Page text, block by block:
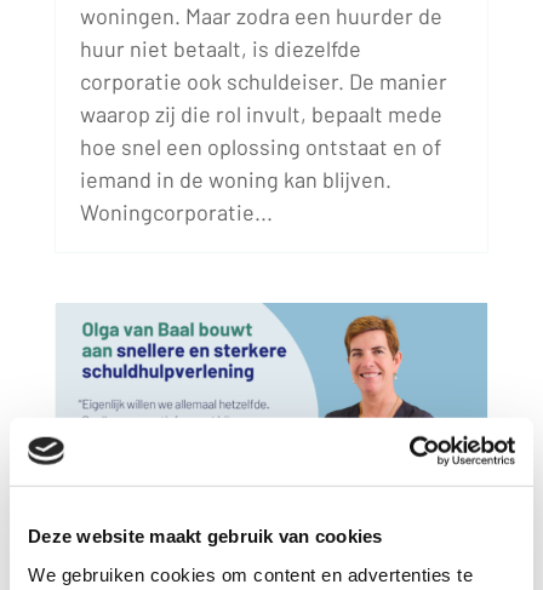
Deze website maakt gebruik van cookies
We gebruiken cookies om content en advertenties te
woningen. Maar zodra een huurder de
huur niet betaalt, is diezelfde
corporatie ook schuldeiser. De manier
waarop zij die rol invult, bepaalt mede
hoe snel een oplossing ontstaat en of
iemand in de woning kan blijven.
Woningcorporatie...